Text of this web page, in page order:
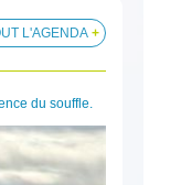
L'AGENDA +
du souffle.